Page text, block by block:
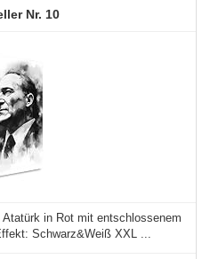
10
in Rot mit entschlossenem
Schwarz&Weiß XXL ...